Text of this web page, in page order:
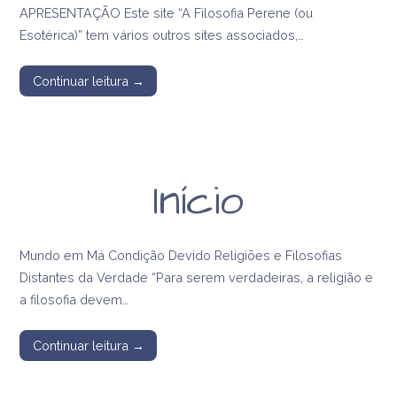
APRESENTAÇÃO Este site “A Filosofia Perene (ou
Esotérica)” tem vários outros sites associados,…
Continuar leitura →
Início
Mundo em Má Condição Devido Religiões e Filosofias
Distantes da Verdade “Para serem verdadeiras, a religião e
a filosofia devem…
Continuar leitura →